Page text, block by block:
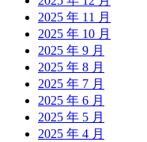
2025 年 11 月
2025 年 10 月
2025 年 9 月
2025 年 8 月
2025 年 7 月
2025 年 6 月
2025 年 5 月
2025 年 4 月